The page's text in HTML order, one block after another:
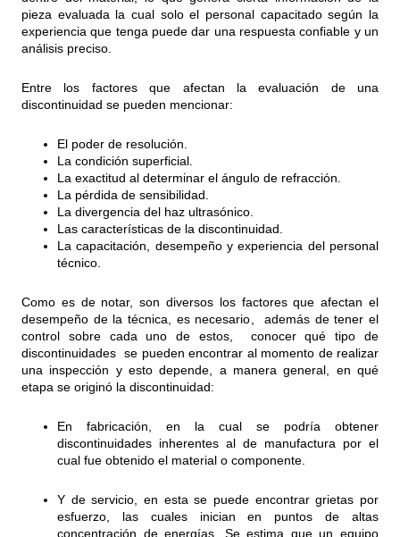
pieza evaluada la cual solo el personal capacitado según la
experiencia que tenga puede dar una respuesta confiable y un
análisis preciso.
Entre los factores que afectan la evaluación de una
discontinuidad se pueden mencionar:
El poder de resolución.
La condición superficial.
La exactitud al determinar el ángulo de refracción.
La pérdida de sensibilidad.
La divergencia del haz ultrasónico.
Las características de la discontinuidad.
La capacitación, desempeño y experiencia del personal
técnico.
Como es de notar, son diversos los factores que afectan el
desempeño de la técnica, es necesario, además de tener el
control sobre cada uno de estos, conocer qué tipo de
discontinuidades se pueden encontrar al momento de realizar
una inspección y esto depende, a manera general, en qué
etapa se originó la discontinuidad:
En fabricación, en la cual se podría obtener
discontinuidades inherentes al de manufactura por el
cual fue obtenido el material o componente.
Y de servicio, en esta se puede encontrar grietas por
esfuerzo, las cuales inician en puntos de altas
concentración de energías. Se estima que un equipo